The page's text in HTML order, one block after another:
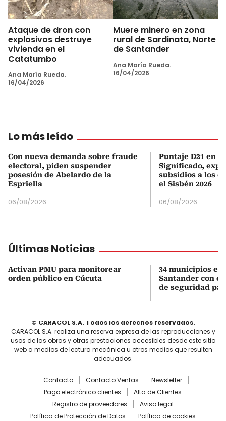
Ataque de dron con
explosivos destruye
vivienda en el
Catatumbo
Ana María Rueda.
16/04/2026
Muere minero en zona
rural de Sardinata, Norte
de Santander
Ana María Rueda.
16/04/2026
Lo más leído
Con nueva demanda sobre fraude
electoral, piden suspender
posesión de Abelardo de la
Espriella
06/08/2026
Puntaje D21 en
Significado,
subsidios a los
el Sisbén 2026
06/08/2026
Últimas Noticias
Activan PMU para monitorear
orden público en Cúcuta
34 municipios en
Santander con
de seguridad
© CARACOL S.A. Todos los derechos reservados.
CARACOL S.A. realiza una reserva expresa de las reproducciones y
usos de las obras y otras prestaciones accesibles desde este sitio
web a medios de lectura mecánica u otros medios que resulten
adecuados.
Contacto Contacto Ventas
Newsletter
Pago electrónico clientes
Alta de Clientes
Registro de proveedores
Aviso legal
Política de Protección de Datos
Política de cookies